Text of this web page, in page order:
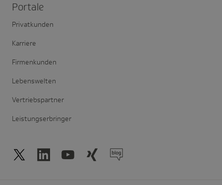
Portale
Privatkunden
Karriere
Firmenkunden
Lebenswelten
Vertriebspartner
Leistungserbringer